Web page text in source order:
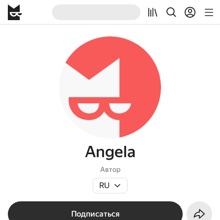
Angela
Автор
RU
Подписаться